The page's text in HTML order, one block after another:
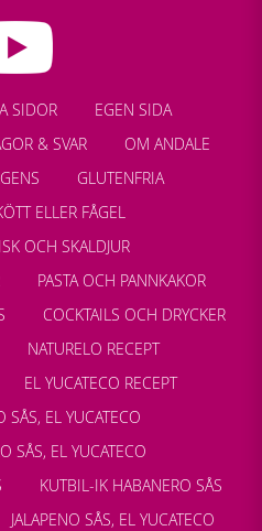
SIDOR
EGEN SIDA
& SVAR
OM ANDALE
GLUTENFRIA
ELLER FÅGEL
OCH SKALDJUR
PASTA OCH PANNKAKOR
COCKTAILS OCH DRYCKER
NATURELO RECEPT
EL YUCATECO RECEPT
SÅS, EL YUCATECO
SÅS, EL YUCATECO
KUTBIL-IK HABANERO SÅS
JALAPENO SÅS, EL YUCATECO